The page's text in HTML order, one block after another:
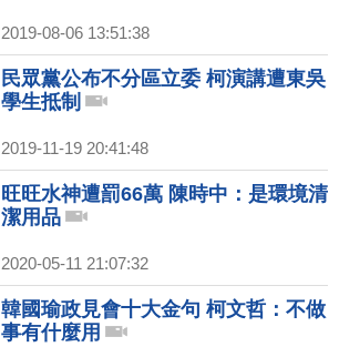
2019-08-06 13:51:38
民眾黨公布不分區立委 柯演講遭東吳
學生抵制
2019-11-19 20:41:48
旺旺水神遭罰66萬 陳時中：是環境清
潔用品
2020-05-11 21:07:32
韓國瑜政見會十大金句 柯文哲：不做
事有什麼用